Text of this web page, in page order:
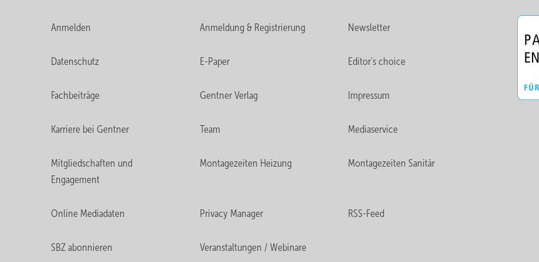
Anmelden Anmeldung & Registrierung Newsletter
Datenschutz E-Paper Editor's choice
Fachbeiträge Gentner Verlag Impressum
Karriere bei Gentner Team Mediaservice
Mitgliedschaften und
Engagement
Montagezeiten Heizung Montagezeiten Sanitär
Online Mediadaten Privacy Manager RSS-Feed
SBZ abonnieren Veranstaltungen / Webinare